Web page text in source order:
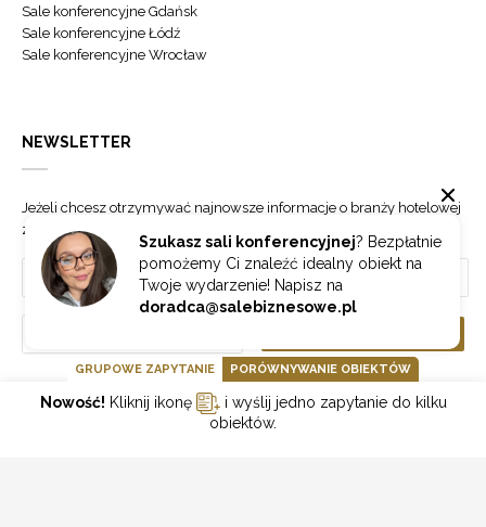
Szukasz sali konferencyjnej? Bezpłatnie
pomożemy Ci znaleźć idealny obiekt na
Twoje wydarzenie! Napisz na
doradca@salebiznesowe.pl
Sale konferencyjne Gdańsk
Sale konferencyjne Łódź
Sale konferencyjne Wrocław
NEWSLETTER
Jeżeli chcesz otrzymywać najnowsze informacje o branży hotelowej
zapisz się do naszego newslettera.
GOONLINE.PL SPÓŁKA Z OGRANICZONĄ ODPOWIEDZIALNOŚCIĄ SP.K.
GRUPOWE ZAPYTANIE PORÓWNYWANIE OBIEKTÓW
Nowość! Kliknij ikonę
i wyślij jedno zapytanie do kilku
obiektów.